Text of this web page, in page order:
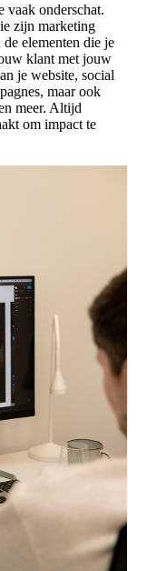
vaak onderschat.
zijn marketing
elementen die je
klant met jouw
je website, social
maar ook
meer. Altijd
om impact te